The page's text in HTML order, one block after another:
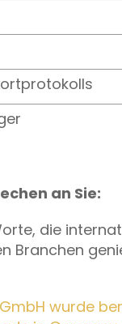
an Sie:
die
Branchen
wurde